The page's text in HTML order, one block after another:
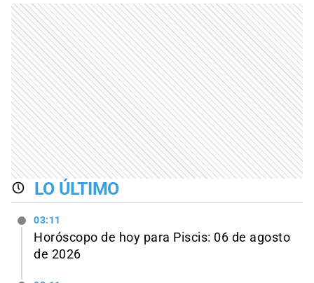
LO ÚLTIMO
03:11
Horóscopo de hoy para Piscis: 06 de agosto
de 2026